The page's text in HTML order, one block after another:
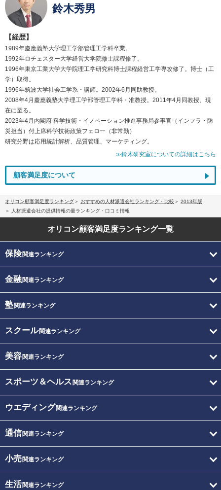
鈴木秀男
【経歴】
1989年慶應義塾大学理工学部管理工学科卒業。
1992年ロチェスター大学経営大学院修士課程修了。
1996年東京工業大学大学院理工学研究科博士課程経営工学専攻修了。博士（工
学）取得。
1996年筑波大学社会工学系・講師。2002年6月同助教授。
2008年4月慶應義塾大学理工学部管理工学科・准教授。2011年4月同教授、現
在に至る。
2023年4月内閣府 科学技術・イノベーション推進事務局参事官（インフラ・防
災担当）付上席科学技術政策フェロー（非常勤）
研究分野は応用統計解析、品質管理、マーケティング。
≫鈴木研究室についての詳細はこちら
顧客満足度について
オリコン顧客満足度ランキング おすすめの人材派遣会社ランキング・比較
2013年版
人材派遣会社の提供情報の量ランキング・口コミ情報
オリコン顧客満足度ランキング一覧
保険関連ランキング
金融関連ランキング
塾関連ランキング
スクール関連ランキング
美容関連ランキング
スポーツ＆ヘルス 関連ランキング
ウエディング関連ランキング
通信関連ランキング
小売関連ランキング
生活関連ランキング